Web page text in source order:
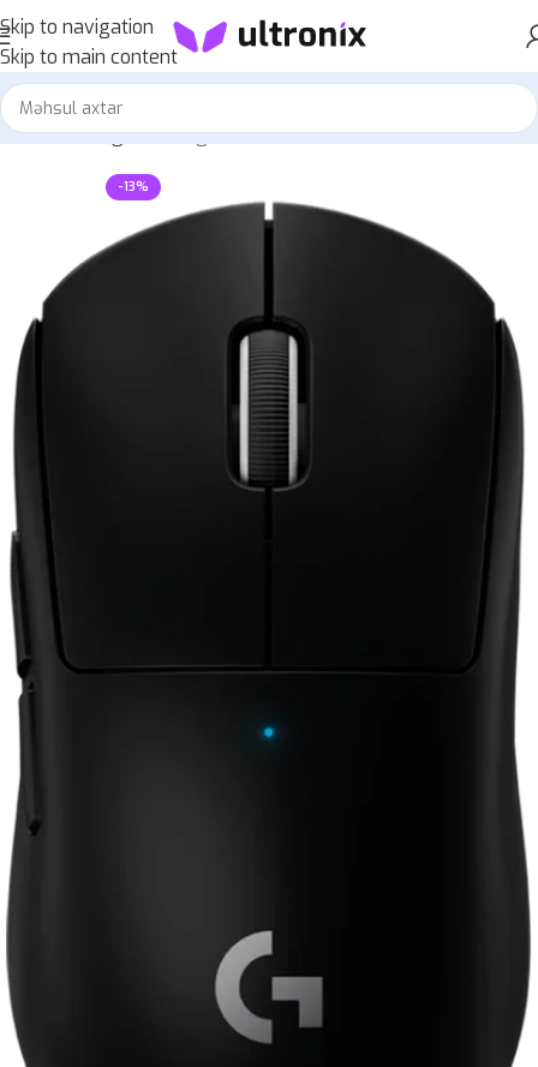
Skip to navigation
Skip to main content
Home»Mağaza»Logitech G PRO X SUPERLIGHT
-13%